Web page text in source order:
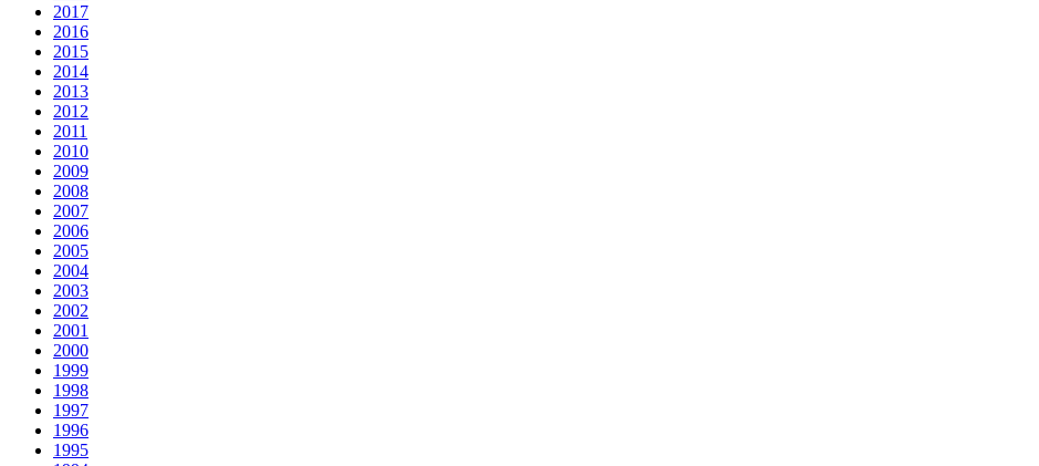
2017
2016
2015
2014
2013
2012
2011
2010
2009
2008
2007
2006
2005
2004
2003
2002
2001
2000
1999
1998
1997
1996
1995